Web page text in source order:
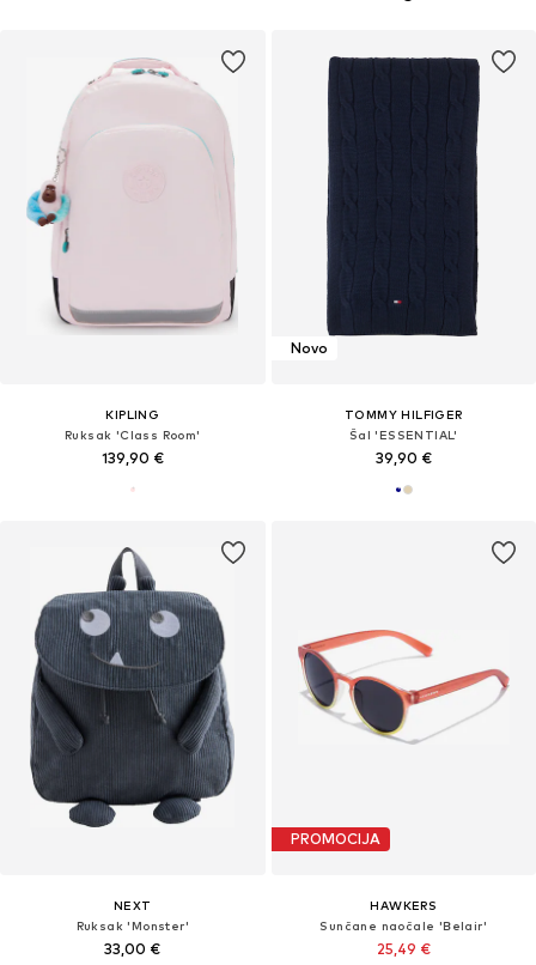
KIPLING
Ruksak 'Class Room'
139,90 €
Novo
TOMMY HILFIGER
Šal 'ESSENTIAL'
39,90 €
NEXT
Ruksak 'Monster'
33,00 €
PROMOCIJA
HAWKERS
Sunčane naočale 'Belair'
25,49 €